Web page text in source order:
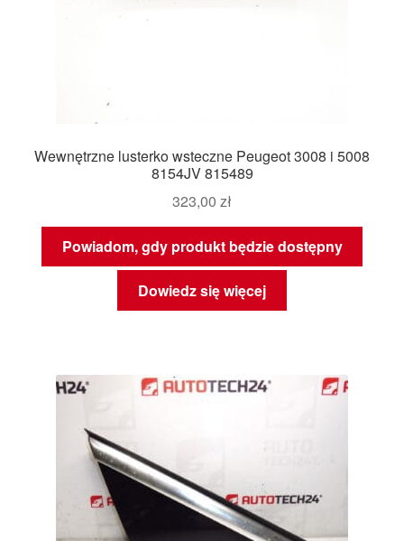
Wewnętrzne lusterko wsteczne Peugeot 3008 i 5008
8154JV 815489
323,00 zł
Powiadom, gdy produkt będzie dostępny
Dowiedz się więcej